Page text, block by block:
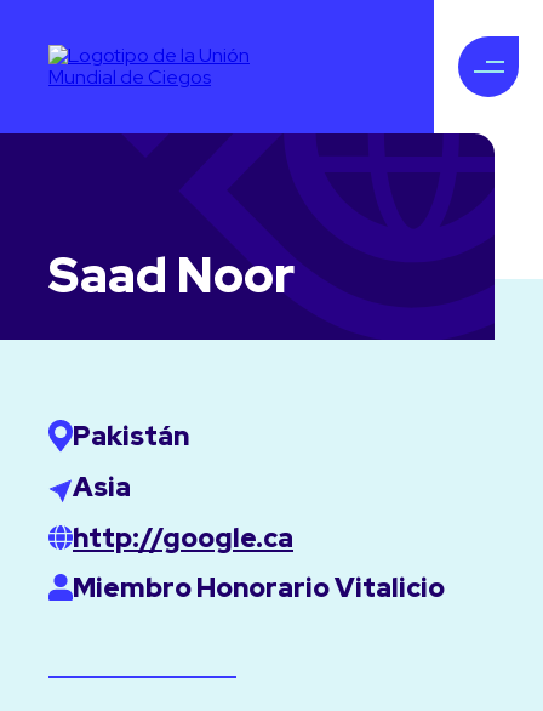
Saad Noor
Pakistán
Asia
http://google.ca
Miembro Honorario Vitalicio